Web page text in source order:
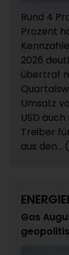
Rund 4
Prozent
2026
übertraf
Umsatz
USD
Treiber
aus den...
Gas